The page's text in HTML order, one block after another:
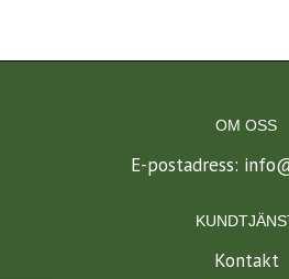
OM OSS
E-postadress:
Kontakt